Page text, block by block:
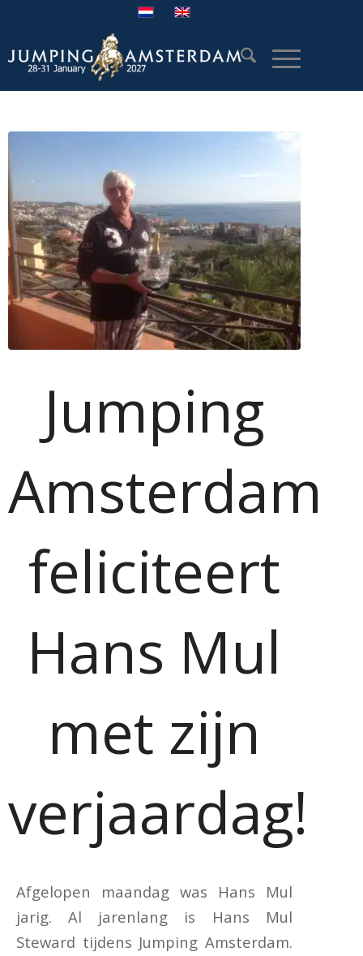
Jumping
Amsterdam
feliciteert
Hans Mul
met zijn
verjaardag!
Afgelopen maandag was Hans Mul
jarig. Al jarenlang is Hans Mul
Steward tijdens Jumping Amsterdam.